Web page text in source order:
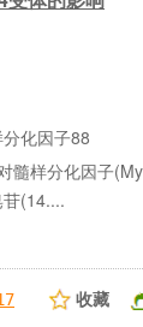
化因子88
髓样分化因子
(14....
收藏